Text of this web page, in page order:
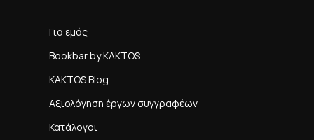
Για εμάς
Bookbar by KAKTOS
KAKTOS Blog
Αξιολόγηση έργων συγγραφέων
Κατάλογοι